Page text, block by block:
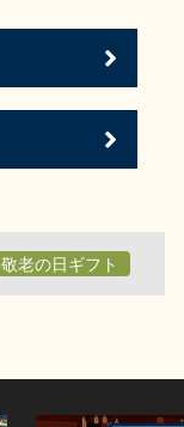
敬老の日ギフト